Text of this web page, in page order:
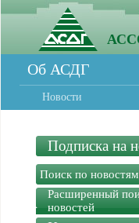
Об АСДГ
Новости
Подписка на
Расширенный
новостей